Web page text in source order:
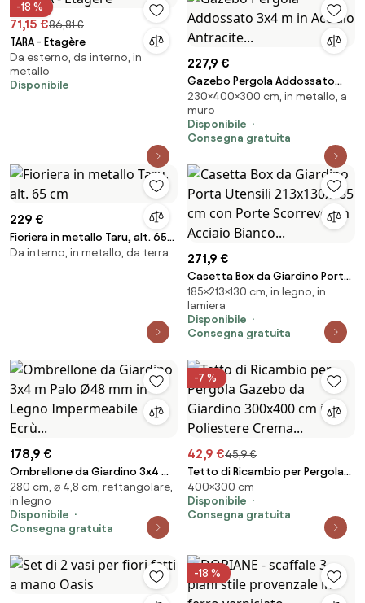
-18 %
71,15 €86,81 €
TARA - Etagère
Da esterno, da interno, in
metallo
Disponibile
227,9 €
Gazebo Pergola Addossato
3x4 m in Acciaio Antracite...
230×400×300 cm, in metallo, a
muro
Disponibile
Consegna gratuita
229 €
Fioriera in metallo Taru, alt. 65
cm
Da interno, in metallo, da terra 271,9 €
Casetta Box da Giardino Porta
Utensili 213x130x185 cm con
Porte Scorrevoli in Acciaio
Bianco...
185×213×130 cm, in legno, in
lamiera
Disponibile
Consegna gratuita
178,9 €
Ombrellone da Giardino 3x4 m
Palo Ø48 mm in Legno
Impermeabile Ecrù...
280 cm, ⌀ 4,8 cm, rettangolare,
in legno
Disponibile
Consegna gratuita
-7 %
42,9 €45,9 €
Tetto di Ricambio per Pergola
Gazebo da Giardino 300x400
cm in Poliestere Crema...
400×300 cm
Disponibile
Consegna gratuita
-18 %